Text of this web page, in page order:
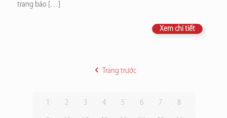
trang báo […]
Xem chi tiết
Trang trước
1 2 3 4 5 6 7 8